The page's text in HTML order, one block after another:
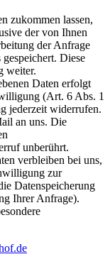
zukommen lassen,
der von Ihnen
der Anfrage
Diese
weiter.
Daten erfolgt
(Art. 6 Abs. 1
jederzeit widerrufen.
an uns. Die
unberührt.
verbleiben bei uns,
zur
Datenspeicherung
Ihrer Anfrage).